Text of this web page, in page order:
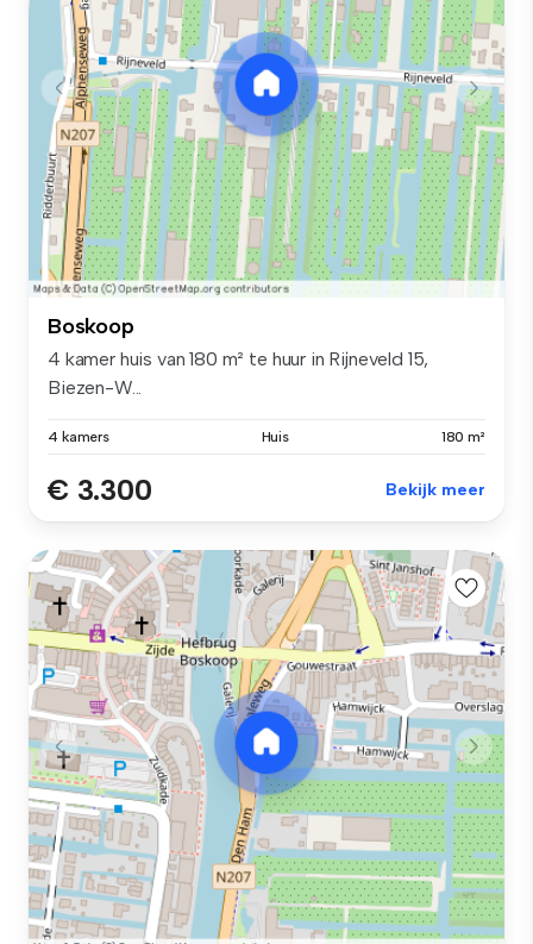
Boskoop
4 kamer huis van 180 m² te huur in Rijneveld 15,
Biezen-W...
4 kamers Huis 180 m²
€ 3.300 Bekijk meer